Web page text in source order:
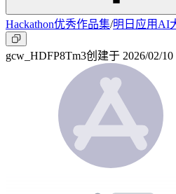
Hackathon优秀作品集/明日应用AI
gcw_HDFP8Tm3创建于 2026/02/10